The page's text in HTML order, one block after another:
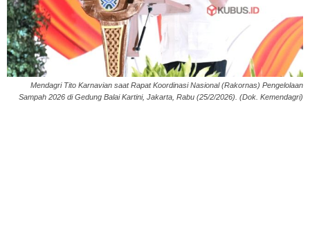
Mendagri Tito Karnavian saat Rapat Koordinasi Nasional (Rakornas) Pengelolaan
Sampah 2026 di Gedung Balai Kartini, Jakarta, Rabu (25/2/2026). (Dok. Kemendagri)